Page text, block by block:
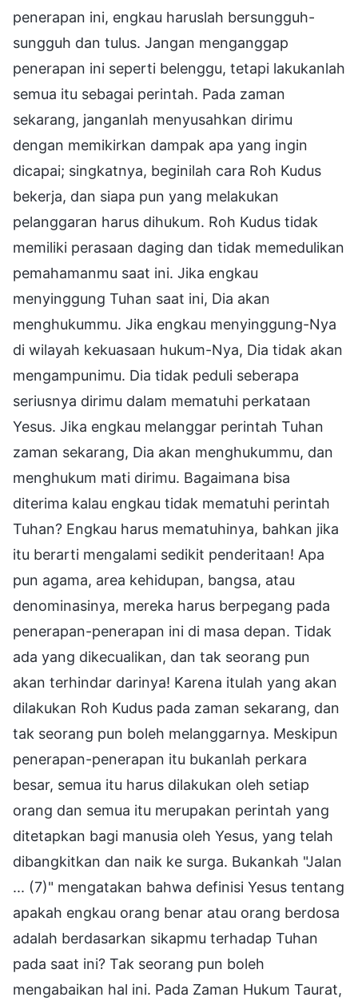
penerapan ini, engkau haruslah bersungguh-
sungguh dan tulus. Jangan menganggap
penerapan ini seperti belenggu, tetapi lakukanlah
semua itu sebagai perintah. Pada zaman
sekarang, janganlah menyusahkan dirimu
dengan memikirkan dampak apa yang ingin
dicapai; singkatnya, beginilah cara Roh Kudus
bekerja, dan siapa pun yang melakukan
pelanggaran harus dihukum. Roh Kudus tidak
memiliki perasaan daging dan tidak memedulikan
pemahamanmu saat ini. Jika engkau
menyinggung Tuhan saat ini, Dia akan
menghukummu. Jika engkau menyinggung-Nya
di wilayah kekuasaan hukum-Nya, Dia tidak akan
mengampunimu. Dia tidak peduli seberapa
seriusnya dirimu dalam mematuhi perkataan
Yesus. Jika engkau melanggar perintah Tuhan
zaman sekarang, Dia akan menghukummu, dan
menghukum mati dirimu. Bagaimana bisa
diterima kalau engkau tidak mematuhi perintah
Tuhan? Engkau harus mematuhinya, bahkan jika
itu berarti mengalami sedikit penderitaan! Apa
pun agama, area kehidupan, bangsa, atau
denominasinya, mereka harus berpegang pada
penerapan-penerapan ini di masa depan. Tidak
ada yang dikecualikan, dan tak seorang pun
akan terhindar darinya! Karena itulah yang akan
dilakukan Roh Kudus pada zaman sekarang, dan
tak seorang pun boleh melanggarnya. Meskipun
penerapan-penerapan itu bukanlah perkara
besar, semua itu harus dilakukan oleh setiap
orang dan semua itu merupakan perintah yang
ditetapkan bagi manusia oleh Yesus, yang telah
dibangkitkan dan naik ke surga. Bukankah "Jalan
... (7)" mengatakan bahwa definisi Yesus tentang
apakah engkau orang benar atau orang berdosa
adalah berdasarkan sikapmu terhadap Tuhan
pada saat ini? Tak seorang pun boleh
mengabaikan hal ini. Pada Zaman Hukum Taurat,